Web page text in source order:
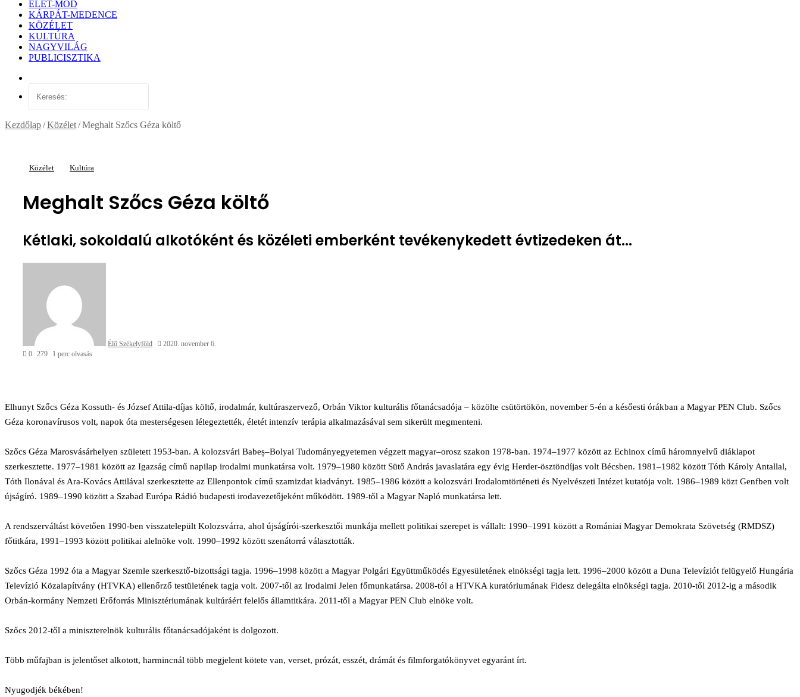
ÉLET-MÓD
KÁRPÁT-MEDENCE
KÖZÉLET
KULTÚRA
NAGYVILÁG
PUBLICISZTIKA
Kezdőlap/Közélet/Meghalt Szőcs Géza költő
Közélet Kultúra
Meghalt Szőcs Géza költő
Kétlaki, sokoldalú alkotóként és közéleti emberként tevékenykedett évtizedeken át...
Élő Székelyföld
2020. november 6.
0 279 1 perc olvasás
Facebook
X
Reddit
WhatsApp
Megosztás
email-
ben
Nyomtatás
Elhunyt Szőcs Géza Kossuth- és József Attila-díjas költő, irodalmár, kultúraszervező, Orbán Viktor kulturális főtanácsadója – közölte csütörtökön, november 5-én a későesti órákban a Magyar PEN Club. Szőcs
Géza koronavírusos volt, napok óta mesterségesen lélegeztették, életét intenzív terápia alkalmazásával sem sikerült megmenteni.
Szőcs Géza Marosvásárhelyen született 1953-ban. A kolozsvári Babeș–Bolyai Tudományegyetemen végzett magyar–orosz szakon 1978-ban. 1974–1977 között az Echinox című háromnyelvű diáklapot
szerkesztette. 1977–1981 között az Igazság című napilap irodalmi munkatársa volt. 1979–1980 között Sütő András javaslatára egy évig Herder-ösztöndíjas volt Bécsben. 1981–1982 között Tóth Károly Antallal,
Tóth Ilonával és Ara-Kovács Attilával szerkesztette az Ellenpontok című szamizdat kiadványt. 1985–1986 között a kolozsvári Irodalomtörténeti és Nyelvészeti Intézet kutatója volt. 1986–1989 közt Genfben volt
újságíró. 1989–1990 között a Szabad Európa Rádió budapesti irodavezetőjeként működött. 1989-től a Magyar Napló munkatársa lett.
A rendszerváltást követően 1990-ben visszatelepült Kolozsvárra, ahol újságírói-szerkesztői munkája mellett politikai szerepet is vállalt: 1990–1991 között a Romániai Magyar Demokrata Szövetség (RMDSZ)
főtitkára, 1991–1993 között politikai alelnöke volt. 1990–1992 között szenátorrá választották.
Szőcs Géza 1992 óta a Magyar Szemle szerkesztő-bizottsági tagja. 1996–1998 között a Magyar Polgári Együttműködés Egyesületének elnökségi tagja lett. 1996–2000 között a Duna Televíziót felügyelő Hungária
Televízió Közalapítvány (HTVKA) ellenőrző testületének tagja volt. 2007-től az Irodalmi Jelen főmunkatársa. 2008-tól a HTVKA kuratóriumának Fidesz delegálta elnökségi tagja. 2010-től 2012-ig a második
Orbán-kormány Nemzeti Erőforrás Minisztériumának kultúráért felelős államtitkára. 2011-től a Magyar PEN Club elnöke volt.
Szőcs 2012-től a miniszterelnök kulturális főtanácsadójaként is dolgozott.
Több műfajban is jelentőset alkotott, harmincnál több megjelent kötete van, verset, prózát, esszét, drámát és filmforgatókönyvet egyaránt írt.
Nyugodjék békében!